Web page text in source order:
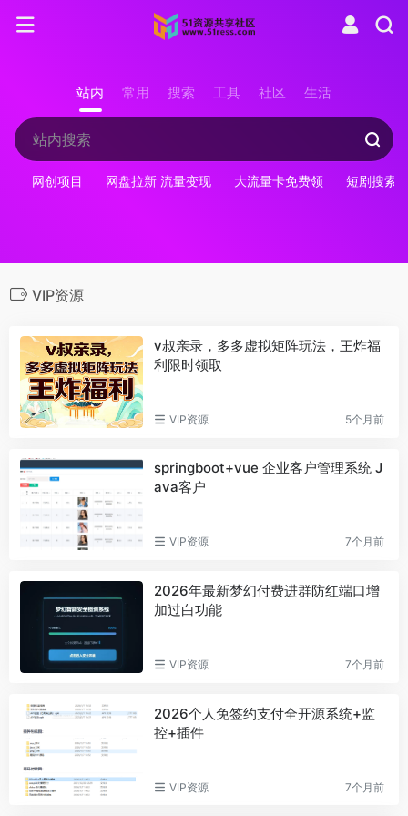
站内 常用 搜索 工具 社区 生活
网创项目 网盘拉新 流量变现 大流量卡免费领 短剧搜索
VIP资源
v叔亲录，多多虚拟矩阵玩法，王炸福
利限时领取
VIP资源 5个月前
springboot+vue 企业客户管理系统 J
ava客户
VIP资源 7个月前
2026年最新梦幻付费进群防红端口增
加过白功能
VIP资源 7个月前
2026个人免签约支付全开源系统+监
控+插件
VIP资源 7个月前